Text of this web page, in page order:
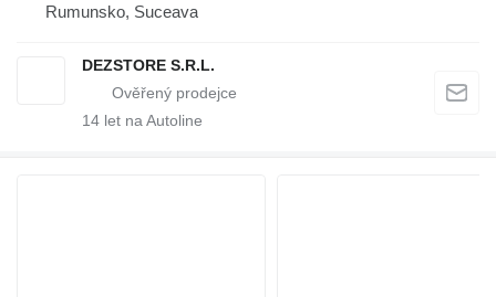
Rumunsko, Suceava
DEZSTORE S.R.L.
14 let na Autoline